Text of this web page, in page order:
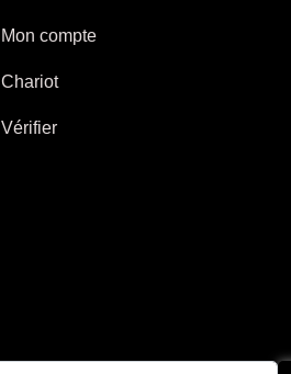
Mon compte
Chariot
Vérifier